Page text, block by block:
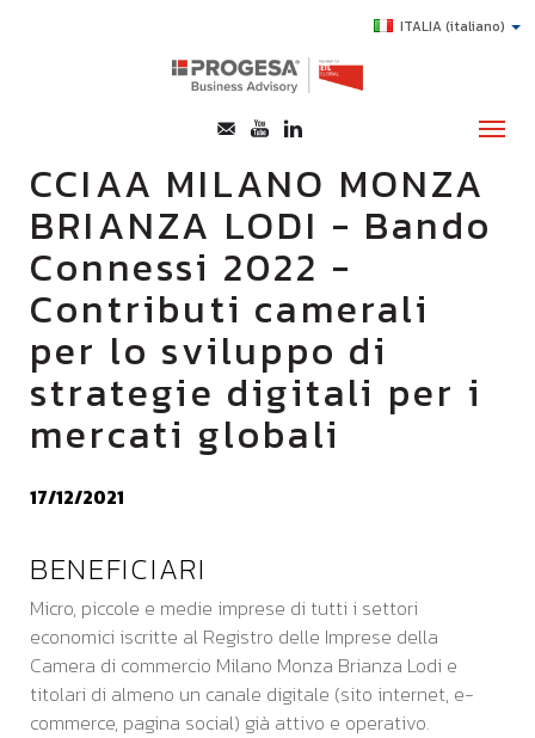
ITALIA(italiano)
CHI SIAMO
SERVIZI
TOPICS
HIGHLIGHTS
E-LEARNING
AGEVOLAZIONI
CCIAA MILANO MONZA
BRIANZA LODI - Bando
Connessi 2022 -
Contributi camerali
per lo sviluppo di
strategie digitali per i
mercati globali
17/12/2021
BENEFICIARI
Micro, piccole e medie imprese di tutti i settori
economici iscritte al Registro delle Imprese della
Camera di commercio Milano Monza Brianza Lodi e
titolari di almeno un canale digitale (sito internet, e-
commerce, pagina social) già attivo e operativo.